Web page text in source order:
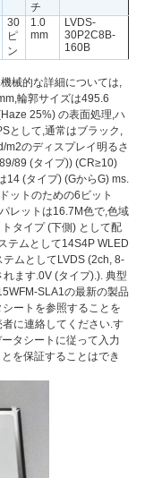
チ
30
ピ
ン
1.0
mm
LVDS-
30P2C8B-
160B
械的な詳細については,
輪郭サイズは495.6
25%) の表面処理,ハ
として,通常はブラック,
のディスプレイ明るさ
89 (タイプ)) (CR≥10)
14 (タイプ) (GからG) ms.
ットのための6ビット
レットは16.7M色で,色域
タイプ (下側) として配
テムとして14S4P WLED
ムとしてLVDS (2ch, 8-
ます.0V (タイプ).). 典型
SLA1の最新の製品
ートを参照することを
に連絡してください.す
タシートに従って入力
を保証することはでき